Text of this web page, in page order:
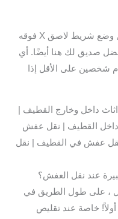
بالنسبة للأسطح الزجاجية ، من الأفضل وضع شريط لاصق X فوقه
صديق لك هنا أيضًا. أي
شخصين على الأقل إذا
داخل وخارج القطيف |
القطيف | نقل عفش
عفش في القطيف | نقل
عند نقل العفش؟
، على طول الطريق في
أولاً! خاصة عند تقليص